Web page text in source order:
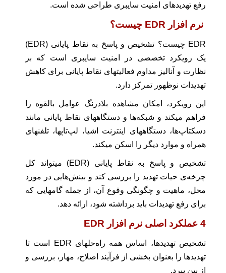
رفع تهدیدهای امنیت سایبری طراحی شده است.
نرم افزار EDR چیست؟
EDR چیست؟ تشخیص و پاسخ به نقاط پایانی (EDR)
یک رویکرد تخصصی در امنیت سایبری است که بر
نظارت و آنالیز مداوم فعالیتهای نقاط پایانی برای کاهش
تهدیدات نوظهور تمرکز دارد.
این رویکرد، امکان مشاهده‌ بلادرنگ عوامل بالقوه را
فراهم میکند و شبکه‌ها و دستگاههای نقاط پایانی مانند
دسکتاپ‌ها، دستگاههای اینترنت اشیا، لپ‌تاپها، تلفنهای
همراه و موارد دیگر را اسکن میکند.
تشخیص و پاسخ به نقاط پایانی (EDR) میتواند کل
چرخه‌ی حیات تهدید را بررسی کند و بینش‌هایی در مورد
محل، ماهیت و چگونگی وقوع آن، از جمله گامهایی که
برای رفع تهدیدات باید برداشته شود، ارائه دهد.
4 عملکرد اصلی نرم افزار EDR
تشخیص تهدیدها، اساس همه راه‌حلهای EDR است تا
تهدیدها را بعنوان بخشی از فرآیند اصلاح، مهار، بررسی و
از بین ببرد.